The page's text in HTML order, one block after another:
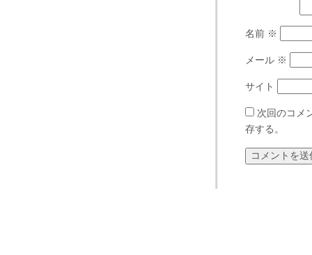
名前 ※
メール ※
サイト
次回のコメ
存する。